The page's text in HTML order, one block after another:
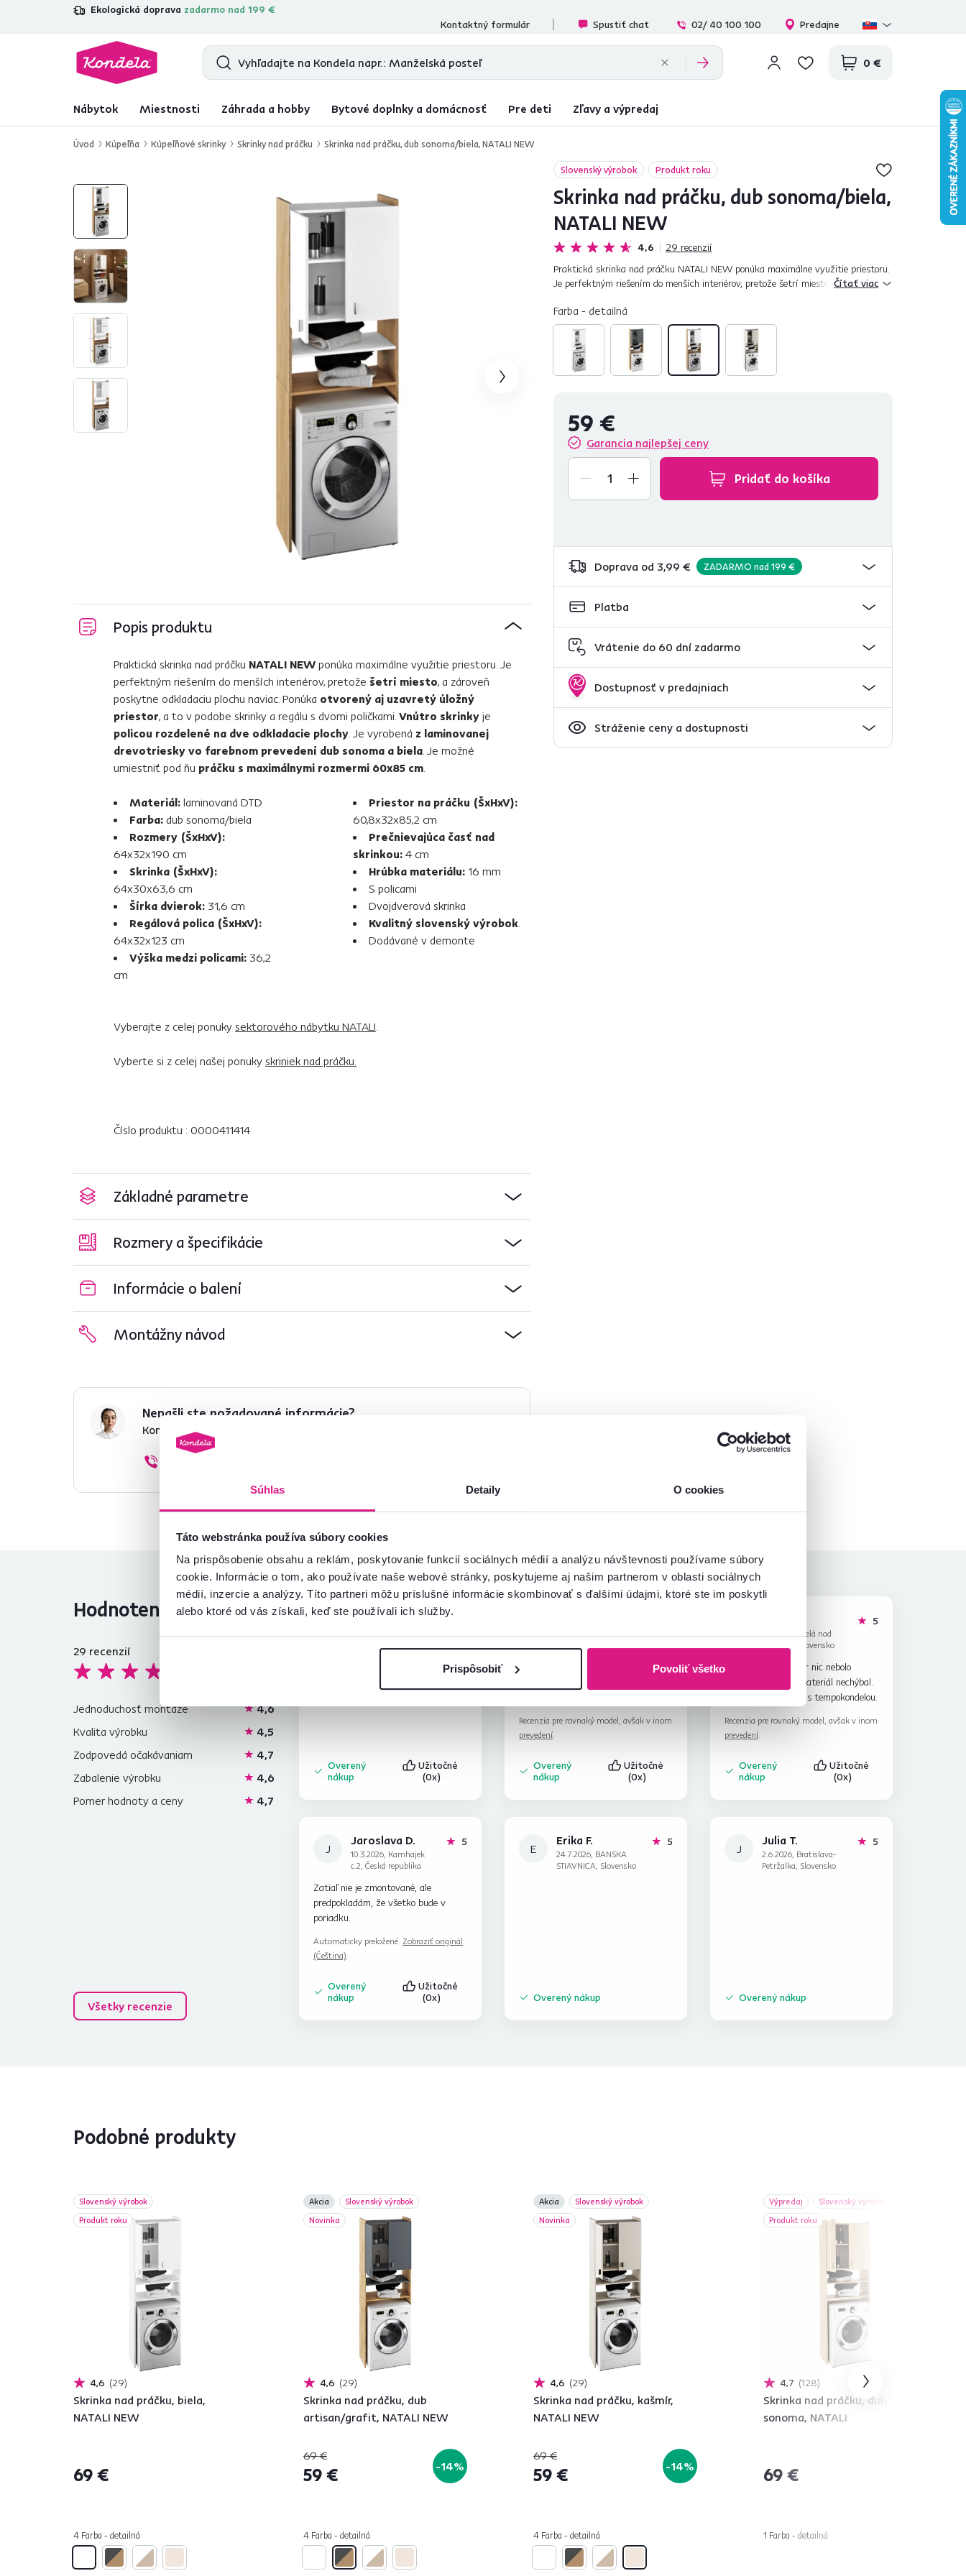
Súhlas Detaily O cookies
Táto webstránka používa súbory cookies
Na prispôsobenie obsahu a reklám, poskytovanie funkcií sociálnych médií a analýzu návštevnosti používame súbory
cookie. Informácie o tom, ako používate naše webové stránky, poskytujeme aj našim partnerom v oblasti sociálnych
médií, inzercie a analýzy. Títo partneri môžu príslušné informácie skombinovať s ďalšími údajmi, ktoré ste im poskytli
alebo ktoré od vás získali, keď ste používali ich služby.
Prispôsobiť Povoliť všetko
Ekologická doprava zadarmo nad 199 €
4,7 31 157overených produktových recenzií
Kontaktný formulár
Spustiť chat 02/ 40 100 100 Predajne
0 €
Nábytok Miestnosti Záhrada a hobby Bytové doplnky a domácnosť Pre deti Zľavy a výpredaj
Úvod Kúpeľňa Kúpeľňové skrinky Skrinky nad práčku Skrinka nad práčku, dub sonoma/biela, NATALI NEW
Slovenský výrobok Produkt roku
Skrinka nad práčku, dub sonoma/biela,
NATALI NEW
4,6 29 recenzií
Praktická skrinka nad práčku NATALI NEW ponúka maximálne využitie priestoru.
Je perfektným riešením do menších interiérov, pretože šetrí miesto, a zároveň
Čítať viac
Farba - detailná
59 €
Garancia najlepšej ceny
Pridať do košíka
Doprava od 3,99 € ZADARMO nad 199 €
Platba
Vrátenie do 60 dní zadarmo
Dostupnosť v predajniach
Stráženie ceny a dostupnosti
Popis produktu
Praktická skrinka nad práčku NATALI NEW ponúka maximálne využitie priestoru. Je
perfektným riešením do menších interiérov, pretože šetrí miesto, a zároveň
poskytne odkladaciu plochu naviac. Ponúka otvorený aj uzavretý úložný
priestor, a to v podobe skrinky a regálu s dvomi poličkami. Vnútro skrinky je
policou rozdelené na dve odkladacie plochy . Je vyrobená z laminovanej
drevotriesky vo farebnom prevedení dub sonoma a biela . Je možné
umiestniť pod ňu práčku s maximálnymi rozmermi 60x85 cm
Materiál: laminovaná DTD
Farba: dub sonoma/biela
Rozmery (ŠxHxV):
64x32x190 cm
Skrinka (ŠxHxV):
64x30x63,6 cm
Šírka dvierok: 31,6 cm
Regálová polica (ŠxHxV):
64x32x123 cm
Výška medzi policami: 36,2
cm
Priestor na práčku (ŠxHxV):
60,8x32x85,2 cm
Prečnievajúca časť nad
skrinkou: 4 cm
Hrúbka materiálu: 16 mm
S policami
Dvojdverová skrinka
Kvalitný slovenský výrobok
Dodávané v demonte
Vyberajte z celej ponuky sektorového nábytku NATALI
Vyberte si z celej našej ponuky skriniek nad práčku.
Číslo produktu : 0000411414
Základné parametre
Rozmery a špecifikácie
Informácie o balení
Montážny návod
Nenašli ste požadované informácie?
Kontaktujte nás a my vám radi poradíme
Hodnotenia produktu
29 recenzií
Jednoduchosť montáže
4,6
Kvalita výrobku
4,5
Zodpovedá očakávaniam
4,7
Zabalenie výrobku
4,6
Pomer hodnoty a ceny
4,7
Všetky recenzie
Jana D.
Overený
nákup
Užitočné
(0x)
Veľmi dobrá kvalita že super cenu.
Recenzia pre rovnaký model, avšak v inom
prevedení
Overený
nákup
Užitočné
(0x)
29.4.2026, Belá nad
Cirochou, Slovensko
5hviezdičiek
Doručenie bolo super nic nebolo
poškodené,žiadny materiál nechýbal.
Som veľmi spokojný s tempokondelou.
Recenzia pre rovnaký model, avšak v inom
prevedení
Overený
nákup
Užitočné
(0x)
J
Jaroslava D.
10.3.2026, Kamhajek
c.2, Česká republika
5hviezdičiek
Zatiaľ nie je zmontované, ale
predpokladám, že všetko bude v
poriadku.
Automaticky preložené. Zobraziť originál
(Čeština)
Overený
nákup
Užitočné
(0x)
E
Erika F.
24.7.2026, BANSKA
STIAVNICA, Slovensko
5hviezdičiek
Overený nákup
J
Julia T.
2.6.2026, Bratislava-
Petržalka, Slovensko
5hviezdičiek
Overený nákup
Podobné produkty
Slovenský výrobok
Produkt roku
4,6 29
Skrinka nad práčku, biela,
NATALI NEW
69 €
4 Farba - detailná
Akcia
Slovenský výrobok
Novinka
4,6 29
Skrinka nad práčku, dub
artisan/grafit, NATALI NEW
69 €
59 € -14%
4 Farba - detailná
Akcia
Slovenský výrobok
Novinka
4,6 29
Skrinka nad práčku, kašmír,
NATALI NEW
69 €
59 € -14%
4 Farba - detailná
Výpredaj
Slovenský výrobok
Produkt roku
4,7 128
Skrinka nad práčku, dub
sonoma, NATALI
69 €
1 Farba - detailná